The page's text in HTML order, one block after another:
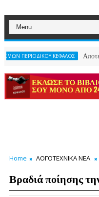
ΚΕΦΑΛΟΣ Αποτελέσματα
Home ΛΟΓΟΤΕΧΝΙΚΑ ΝΕΑ
Βραδιά ποίησης